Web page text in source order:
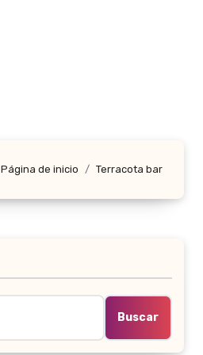
Página de inicio Terracota bar
Buscar